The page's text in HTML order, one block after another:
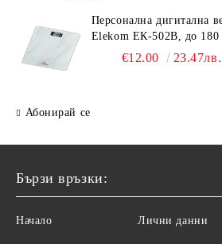
Персонална дигитална
Elekom ЕК-502B, до 180
LCD дисплей,
€12.00 23.47лв.
Абонирай се
Бързи връзки:
Начало Лични данни